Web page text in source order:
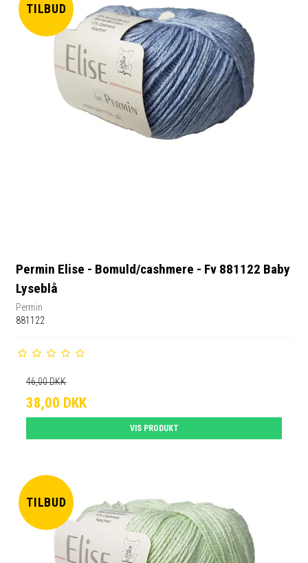
TILBUD
Permin Elise - Bomuld/cashmere - Fv 881122 Baby
Lyseblå
Permin
881122
46,00 DKK
38,00 DKK
VIS PRODUKT
TILBUD